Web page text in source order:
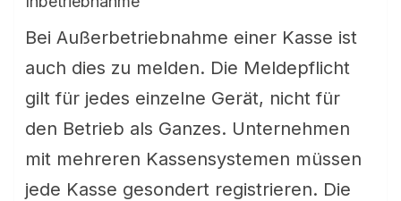
Bei Außerbetriebnahme einer Kasse ist
auch dies zu melden. Die Meldepflicht
gilt für jedes einzelne Gerät, nicht für
den Betrieb als Ganzes. Unternehmen
mit mehreren Kassensystemen müssen
jede Kasse gesondert registrieren. Die